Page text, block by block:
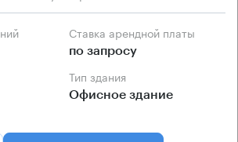
Ставка арендной платы
по запросу
Тип здания
Офисное здание